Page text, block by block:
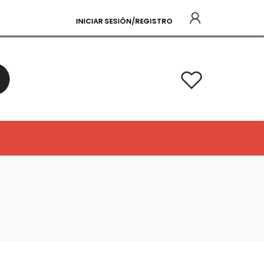
INICIAR SESIÓN/REGISTRO